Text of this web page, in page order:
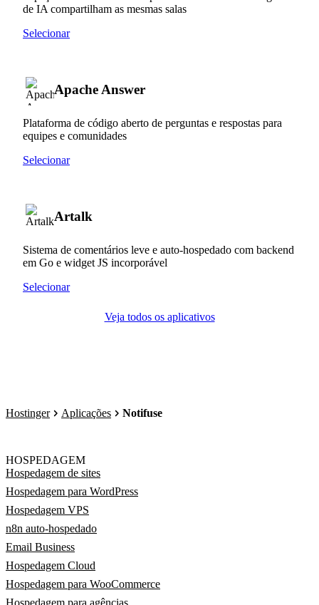
de IA compartilham as mesmas salas
Selecionar
Apache Answer
Plataforma de código aberto de perguntas e respostas para
equipes e comunidades
Selecionar
Artalk
Sistema de comentários leve e auto-hospedado com backend
em Go e widget JS incorporável
Selecionar
Veja todos os aplicativos
Hostinger Aplicações Notifuse
HOSPEDAGEM
Hospedagem de sites
Hospedagem para WordPress
Hospedagem VPS
n8n auto-hospedado
Email Business
Hospedagem Cloud
Hospedagem para WooCommerce
Hospedagem para agências